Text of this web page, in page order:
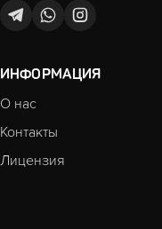
ИНФОРМАЦИЯ
О нас
Контакты
Лицензия